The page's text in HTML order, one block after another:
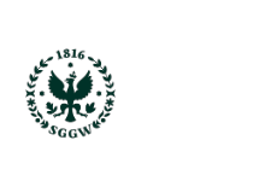
do
menu
treści
mapy